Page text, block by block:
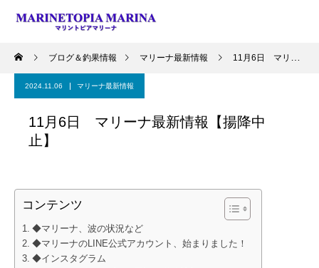
ブログ＆釣果情報 マリーナ最新情報 11月6日 マリーナ最新情報【揚降中止】
2024.11.06 マリーナ最新情報
11月6日 マリーナ最新情報【揚降中
止】
コンテンツ
◆マリーナ、波の状況など
◆マリーナのLINE公式アカウント、始まりました！
◆インスタグラム